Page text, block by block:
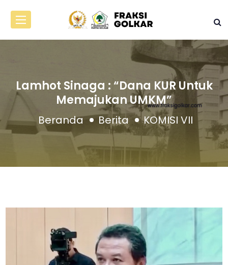
Lamhot Sinaga : “Dana KUR Untuk
Memajukan UMKM”
Beranda Berita KOMISI VII